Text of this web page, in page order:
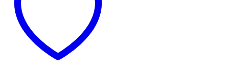
Αυγό
6,4x4,5εκ.
ποσότητα